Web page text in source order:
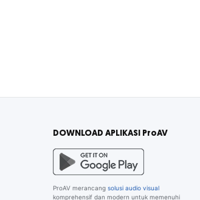
DOWNLOAD APLIKASI ProAV
ProAV merancang solusi audio visual
komprehensif dan modern untuk memenuhi